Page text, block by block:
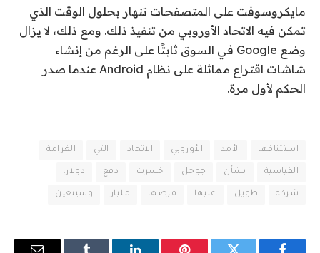
مايكروسوفت على المتصفحات تنهار بحلول الوقت الذي
تمكن فيه الاتحاد الأوروبي من تنفيذ ذلك. ومع ذلك، لا يزال
وضع Google في السوق ثابتًا على الرغم من إنشاء
شاشات اقتراع مماثلة على نظام Android عندما صدر
الحكم لأول مرة.
استئنافها الأمد الأوروبي الاتحاد التي الغرامة
القياسية بشأن جوجل خسرت دفع دولار.
شركة طويل عليها فرضها مليار وسيتعين